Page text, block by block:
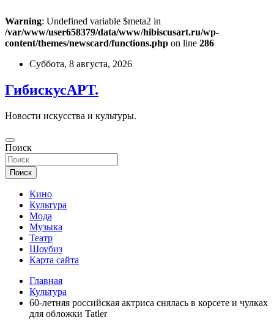
Warning: Undefined variable $meta2 in
/var/www/user658379/data/www/hibiscusart.ru/wp-
content/themes/newscard/functions.php on line 286
Перейти
содержимому
Суббота, 8 августа, 2026
ГибискусАРТ.
Новости искусства и культуры.
Поиск
Поиск
Кино
Культура
Мода
Музыка
Театр
Шоубиз
Карта сайта
Главная
Культура
60-летняя российская актриса снялась в корсете и чулках
для обложки Tatler